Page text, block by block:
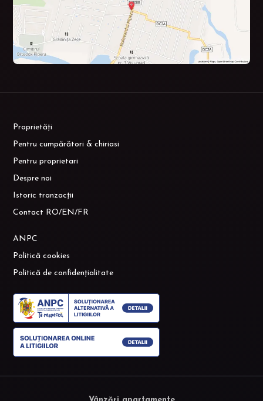
Proprietăți
Pentru cumpărători & chiriasi
Pentru proprietari
Despre noi
Istoric tranzacții
Contact RO/EN/FR
ANPC
Politică cookies
Politică de confidențialitate